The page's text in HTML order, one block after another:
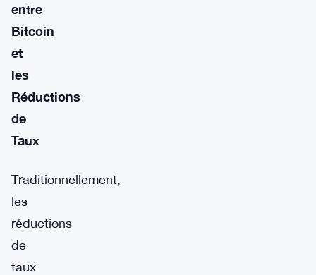
entre
Bitcoin
et
les
Réductions
de
Taux
Traditionnellement,
les
réductions
de
taux